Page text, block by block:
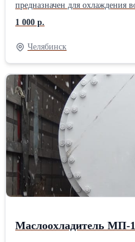
предназначен для охлаждения
замкнутых системах
работы в климатических
15150. Срок производства 1-2 месяца. Стоимость по запросу.
Собственное производство.
1 000 р.
Челябинск
Маслоохладитель МП-